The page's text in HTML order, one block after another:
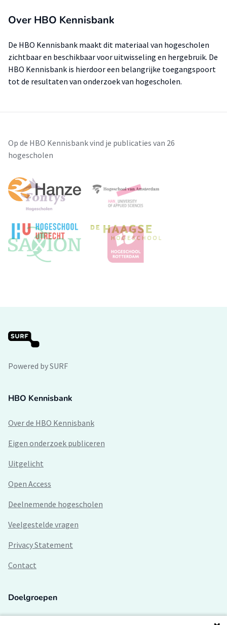
Over HBO Kennisbank
De HBO Kennisbank maakt dit materiaal van hogescholen
zichtbaar en beschikbaar voor uitwisseling en hergebruik. De
HBO Kennisbank is hierdoor een belangrijke toegangspoort
tot de resultaten van onderzoek van hogescholen.
Op de HBO Kennisbank vind je publicaties van 26
hogescholen
Powered by SURF
HBO Kennisbank
Over de HBO Kennisbank
Eigen onderzoek publiceren
Uitgelicht
Open Access
Deelnemende hogescholen
Veelgestelde vragen
Privacy Statement
Contact
Doelgroepen